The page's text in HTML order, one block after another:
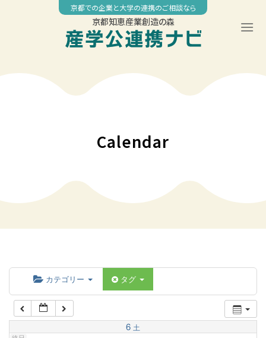
京都での企業と大学の連携のご相談なら
京都知恵産業創造の森
Calendar
カテゴリー タグ
6 土
04:00
07:00